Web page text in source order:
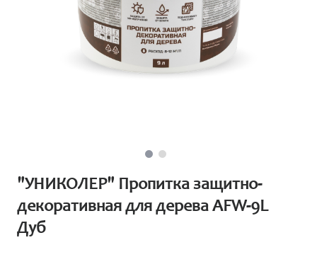
"УНИКОЛЕР" Пропитка защитно-
декоративная для дерева AFW-9L
Дуб